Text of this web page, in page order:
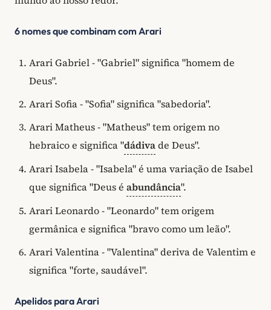
6 nomes que combinam com Arari
Arari Gabriel - "Gabriel" significa "homem de
Deus".
Arari Sofia - "Sofia" significa "sabedoria".
Arari Matheus - "Matheus" tem origem no
hebraico e significa "dádivade Deus".
Arari Isabela - "Isabela" é uma variação de Isabel
que significa "Deus é abundância".
Arari Leonardo - "Leonardo" tem origem
germânica e significa "bravo como um leão".
Arari Valentina - "Valentina" deriva de Valentim e
significa "forte, saudável".
Apelidos para Arari